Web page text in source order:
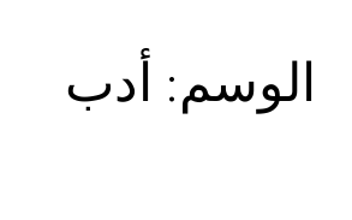
الوسم: أدب